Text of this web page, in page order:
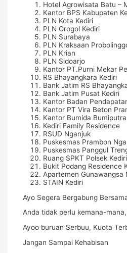
Hotel Agrowisata Batu –
Kantor BPS Kabupaten
PLN Kota Kediri
PLN Grogol Kediri
PLN Surabaya
PLN Kraksaan
PLN Krian
PLN Sidoarjo
Kantor PT.Purni Mekar
RS Bhayangkara Kediri
Bank Jatim RS
Bank Jatim Pusat Kediri
Kantor Badan
Kantor PT Vira Beton
Kantor Bumida Bumiputra
Kediri Family Residence
RSUD Nganjuk
Puskesmas Prambon
Puskesmas Panggul
Ruang SPKT Polsek Kediri
Bukit Podang Residence
Apartemen Gunawangsa
STAIN Kediri
Ayo Segera Bergabung
Anda tidak perlu kemana-
Ayoo buruan Serbuu, Kuota
Jangan Sampai Kehabisan